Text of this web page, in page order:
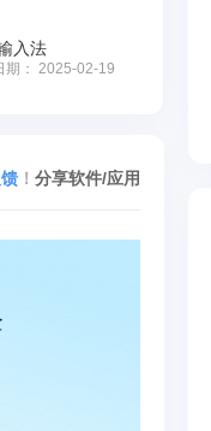
入法
期： 2025-02-19
分享软件/应用
！